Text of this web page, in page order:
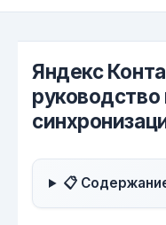
Яндекс
руководство
📋